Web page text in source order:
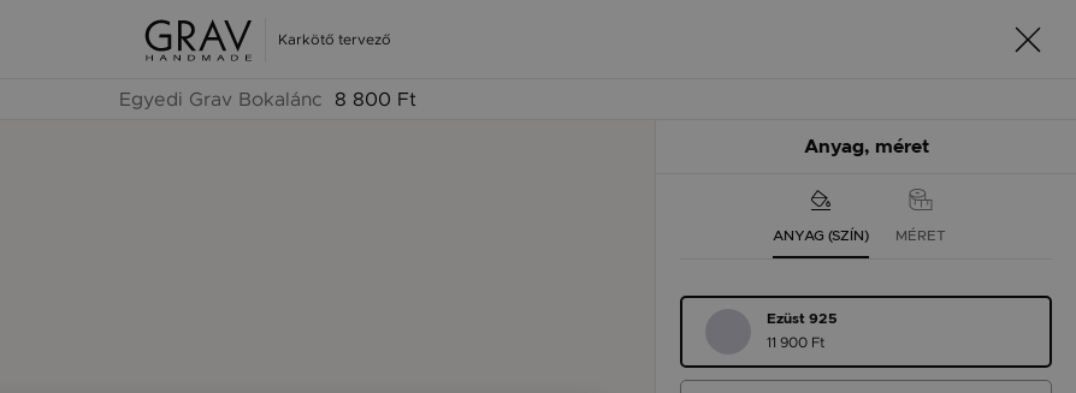
Karkötő tervező
Egyedi Grav Bokalánc 8 800 Ft
Anyag, méret
ANYAG (SZÍN) MÉRET
Ezüst 925
11 900 Ft